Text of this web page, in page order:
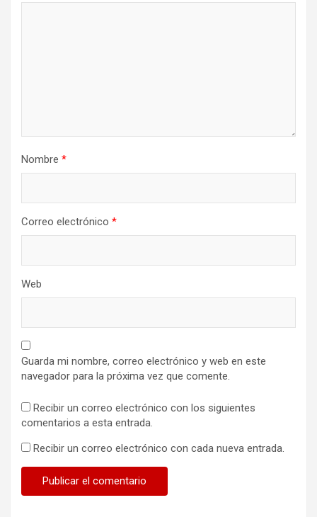
Nombre *
Correo electrónico *
Web
Guarda mi nombre, correo electrónico y web en este
navegador para la próxima vez que comente.
Recibir un correo electrónico con los siguientes
comentarios a esta entrada.
Recibir un correo electrónico con cada nueva entrada.